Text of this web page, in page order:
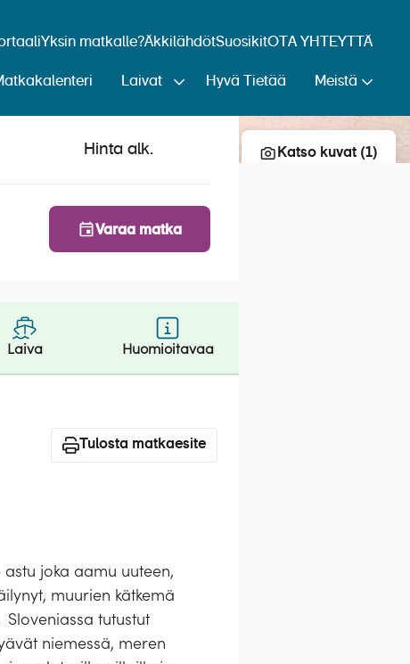
Yksin matkalle?ÄkkilähdötSuosikitOTA YHTEYTTÄ
Laivat Hyvä Tietää Meistä
Katso kuvat (1)
Hinta alk.
Varaa matka
Laiva Huomioitavaa
Tulosta matkaesite
joka aamu uuteen,
muurien kätkemä
tutustut
niemessä, meren